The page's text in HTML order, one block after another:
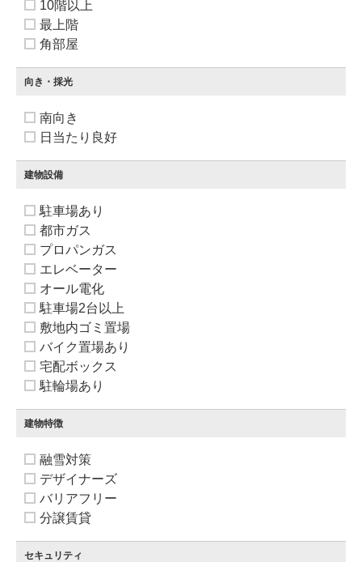
10階以上
最上階
角部屋
向き・採光
南向き
日当たり良好
建物設備
駐車場あり
都市ガス
プロパンガス
エレベーター
オール電化
駐車場2台以上
敷地内ゴミ置場
バイク置場あり
宅配ボックス
駐輪場あり
建物特徴
融雪対策
デザイナーズ
バリアフリー
分譲賃貸
セキュリティ